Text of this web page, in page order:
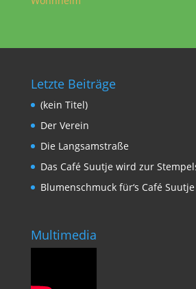
Letzte Beiträge
(kein Titel)
Der Verein
Die Langsamstraße
Das Café Suutje wird zur
Blumenschmuck für‘s Café Suutje
Multimedia